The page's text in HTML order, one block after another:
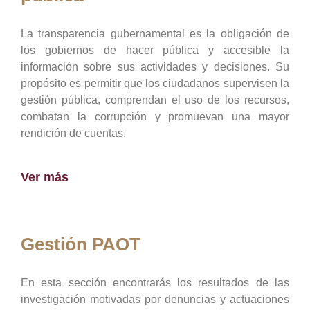
La transparencia gubernamental es la obligación de
los gobiernos de hacer pública y accesible la
información sobre sus actividades y decisiones. Su
propósito es permitir que los ciudadanos supervisen la
gestión pública, comprendan el uso de los recursos,
combatan la corrupción y promuevan una mayor
rendición de cuentas.
Ver más
Gestión PAOT
En esta sección encontrarás los resultados de las
investigación motivadas por denuncias y actuaciones